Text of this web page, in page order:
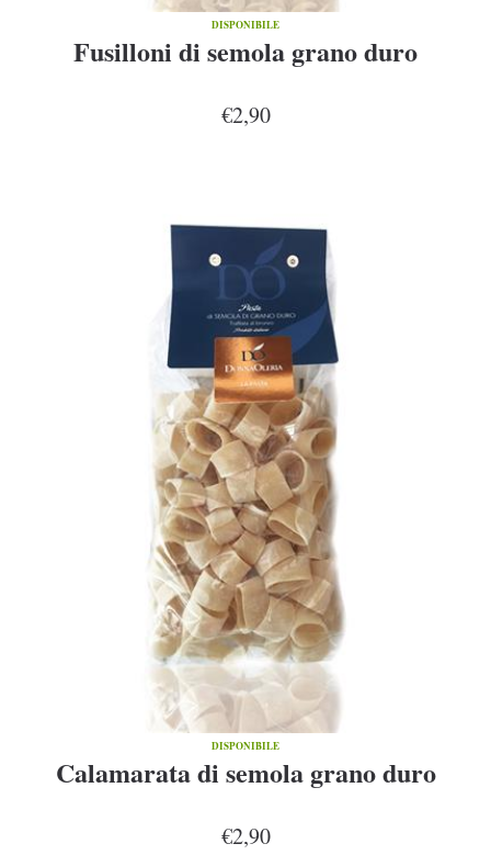
DISPONIBILE
Fusilloni di semola grano duro
€2,90
DISPONIBILE
Calamarata di semola grano duro
€2,90